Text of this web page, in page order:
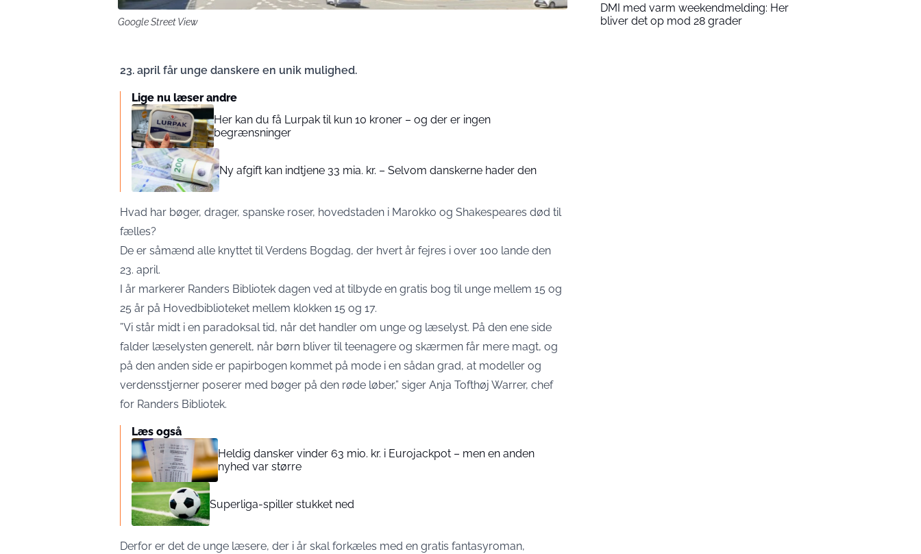
Google Street View
23. april får unge danskere en unik mulighed.
Lige nu læser andre
Her kan du få Lurpak til kun 10 kroner – og der er ingen
begrænsninger
Ny afgift kan indtjene 33 mia. kr. – Selvom danskerne hader den
Hvad har bøger, drager, spanske roser, hovedstaden i Marokko og Shakespeares død til
fælles?
De er såmænd alle knyttet til Verdens Bogdag, der hvert år fejres i over 100 lande den
23. april.
I år markerer Randers Bibliotek dagen ved at tilbyde en gratis bog til unge mellem 15 og
25 år på Hovedbiblioteket mellem klokken 15 og 17.
”Vi står midt i en paradoksal tid, når det handler om unge og læselyst. På den ene side
falder læselysten generelt, når børn bliver til teenagere og skærmen får mere magt, og
på den anden side er papirbogen kommet på mode i en sådan grad, at modeller og
verdensstjerner poserer med bøger på den røde løber,” siger Anja Tofthøj Warrer, chef
for Randers Bibliotek.
Læs også
Heldig dansker vinder 63 mio. kr. i Eurojackpot – men en anden
nyhed var større
Superliga-spiller stukket ned
Derfor er det de unge læsere, der i år skal forkæles med en gratis fantasyroman,
DMI med varm weekendmelding: Her
bliver det op mod 28 grader